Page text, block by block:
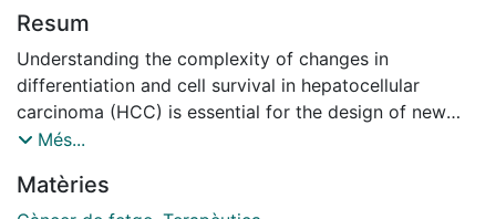
Resum
Understanding the complexity of changes in
differentiation and cell survival in hepatocellular
carcinoma (HCC) is essential for the design of new
diagnostic tools and therapeutic modalities. In this
transforming growth factor β (TGFβ) and liver X
Més...
Matèries